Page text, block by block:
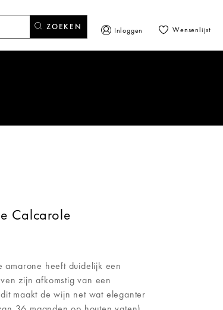
ZOEKEN Inloggen Wensenlijst
Calcarole
amarone heeft duidelijk een
zijn afkomstig van een
maakt de wijn net wat eleganter